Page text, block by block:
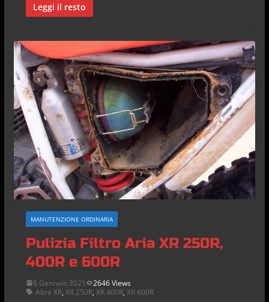
Leggi il resto
MANUTENZIONE ORDINARIA
Pulizia Filtro Aria XR 250R,
400R e 600R
6 Gennaio 2021
2646 Views
Altre XR, XR 250R, XR 400R, XR 600R